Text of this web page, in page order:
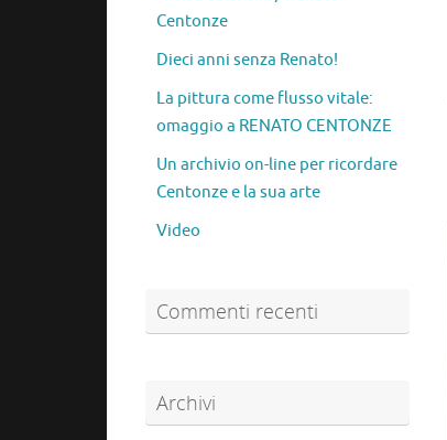
Centonze
Dieci anni senza Renato!
La pittura come flusso vitale:
omaggio a RENATO CENTONZE
Un archivio on-line per ricordare
Centonze e la sua arte
Video
Commenti recenti
Archivi